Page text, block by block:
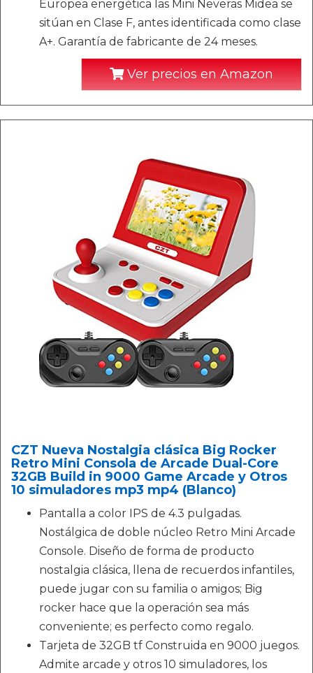
Europea energética las Mini Neveras Midea se
sitúan en Clase F, antes identificada como clase
A+. Garantía de fabricante de 24 meses.
Ver precios en Amazon
CZT Nueva Nostalgia clásica Big Rocker
Retro Mini Consola de Arcade Dual-Core
32GB Build in 9000 Game Arcade y Otros
10 simuladores mp3 mp4 (Blanco)
Pantalla a color IPS de 4.3 pulgadas.
Nostálgica de doble núcleo Retro Mini Arcade
Console. Diseño de forma de producto
nostalgia clásica, llena de recuerdos infantiles,
puede jugar con su familia o amigos; Big
rocker hace que la operación sea más
conveniente; es perfecto como regalo.
Tarjeta de 32GB tf Construida en 9000 juegos.
Admite arcade y otros 10 simuladores, los